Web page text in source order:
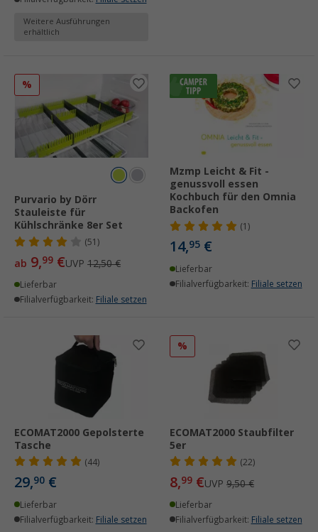
Weitere Ausführungen
erhältlich
%
Purvario by Dörr
Stauleiste für
Kühlschränke 8er Set
(51)
ab 9,99 €UVP 12,50 €
Lieferbar
Filialverfügbarkeit: Filiale setzen
Mzmp Leicht & Fit -
genussvoll essen
Kochbuch für den Omnia
Backofen
(1)
14,95 €
Lieferbar
Filialverfügbarkeit: Filiale setzen
ECOMAT2000 Gepolsterte
Tasche
(44)
29,90 €
Lieferbar
Filialverfügbarkeit: Filiale setzen
%
ECOMAT2000 Staubfilter
5er
(22)
8,99 €UVP 9,50 €
Lieferbar
Filialverfügbarkeit: Filiale setzen